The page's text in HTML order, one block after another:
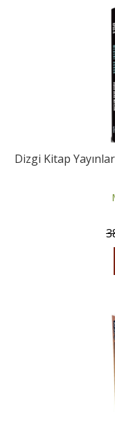
Dizgi Kitap